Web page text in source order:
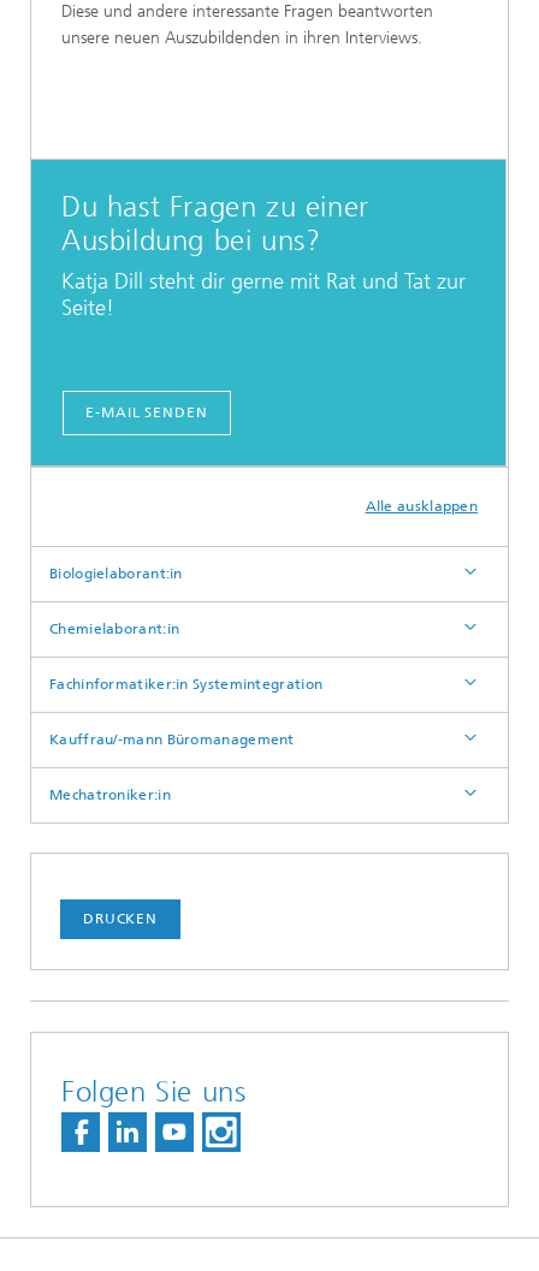
Diese und andere interessante Fragen beantworten
unsere neuen Auszubildenden in ihren Interviews.
Du hast Fragen zu einer
Ausbildung bei uns?
Katja Dill steht dir gerne mit Rat und Tat zur
Seite!
E-MAIL SENDEN
Alle ausklappen
Biologielaborant:in
Chemielaborant:in
Fachinformatiker:in Systemintegration
Kauffrau/-mann Büromanagement
Mechatroniker:in
DRUCKEN
Folgen Sie uns